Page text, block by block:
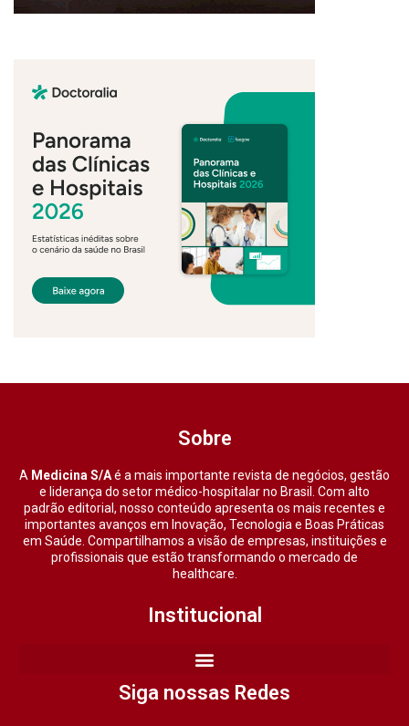
Sobre
A Medicina S/Aé a mais importante revista de negócios, gestão
e liderança do setor médico-hospitalar no Brasil. Com alto
padrão editorial, nosso conteúdo apresenta os mais recentes e
importantes avanços em Inovação, Tecnologia e Boas Práticas
em Saúde. Compartilhamos a visão de empresas, instituições e
profissionais que estão transformando o mercado de
healthcare.
Institucional
Siga nossas Redes